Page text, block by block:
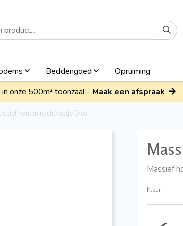
Beddengoed
Opruiming
onze 500m² toonzaal - Maak een afspraak
houten nachtkastje Dico
Massief
Kleur